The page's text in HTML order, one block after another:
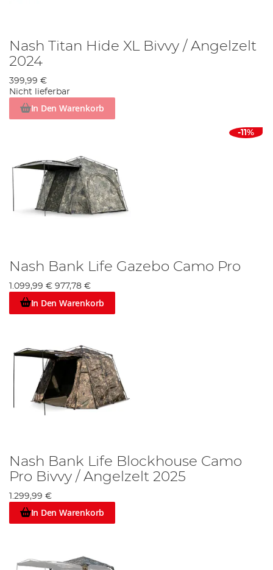
Nash Titan Hide XL Bivvy / Angelzelt
2024
399,99 €
Nicht lieferbar
In Den Warenkorb
-11%
Nash Bank Life Gazebo Camo Pro
1.099,99 € 977,78 €
In Den Warenkorb
Nash Bank Life Blockhouse Camo
Pro Bivvy / Angelzelt 2025
1.299,99 €
In Den Warenkorb